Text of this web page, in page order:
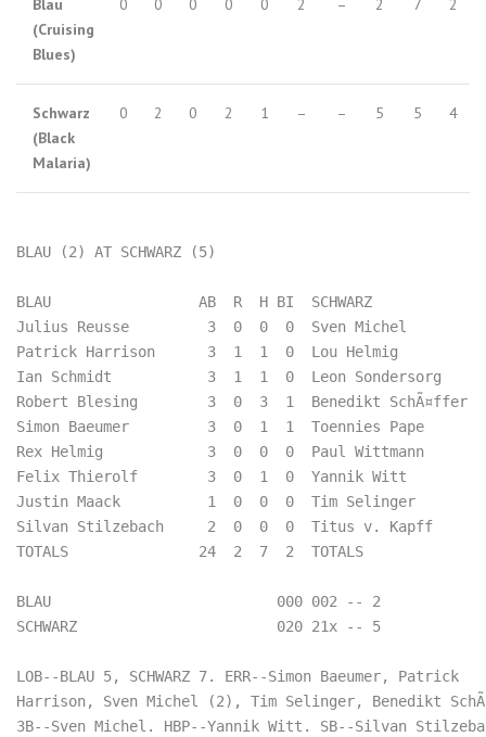
Blau
(Cruising
Blues)
0 0 0 0 0 2 – 2 7 2
Schwarz
(Black
Malaria)
0 2 0 2 1 – – 5 5 4
BLAU (2) AT SCHWARZ (5)
BLAU                 AB  R  H BI  SCHWARZ
Julius Reusse         3  0  0  0  Sven Michel
Patrick Harrison      3  1  1  0  Lou Helmig
Ian Schmidt           3  1  1  0  Leon Sondersorg
Robert Blesing        3  0  3  1  Benedikt
Simon Baeumer         3  0  1  1  Toennies Pape
Rex Helmig            3  0  0  0  Paul Wittmann
Felix Thierolf        3  0  1  0  Yannik Witt
Justin Maack          1  0  0  0  Tim Selinger
Silvan Stilzebach     2  0  0  0  Titus v. Kapff
TOTALS               24  2  7  2  TOTALS
BLAU                          000 002 -- 2
SCHWARZ                       020 21x -- 5
LOB--BLAU 5, SCHWARZ 7. ERR--Simon Baeumer, Patrick
Harrison, Sven Michel (2), Tim Selinger, Benedikt
3B--Sven Michel. HBP--Yannik Witt. SB--Silvan